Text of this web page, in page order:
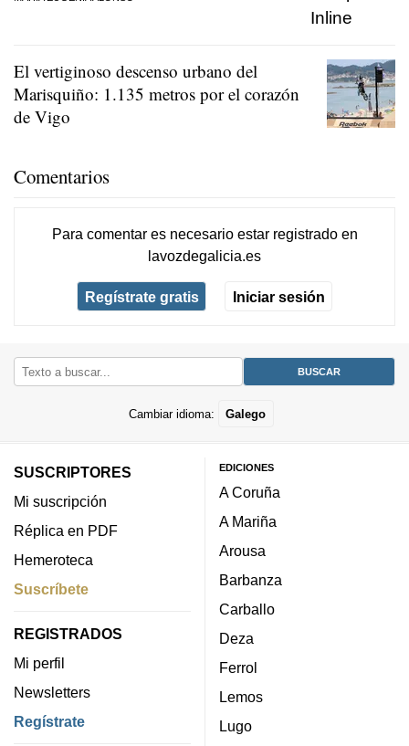
El vertiginoso descenso urbano del
Marisquiño: 1.135 metros por el corazón
de Vigo
Comentarios
Para comentar es necesario estar registradoen
lavozdegalicia.es
Regístrate gratis Iniciar sesión
Cambiar idioma: Galego
SUSCRIPTORES
Mi suscripción
Réplica en PDF
Hemeroteca
Suscríbete
REGISTRADOS
Mi perfil
Newsletters
Regístrate
EDICIONES
A Coruña
A Mariña
Arousa
Barbanza
Carballo
Deza
Ferrol
Lemos
Lugo